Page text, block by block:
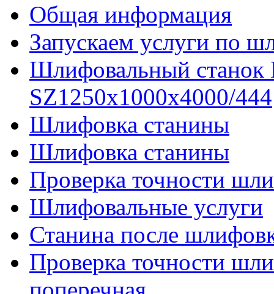
Общая информация
Запускаем услуги по
Шлифовальный
SZ1250x1000x4000/444
Шлифовка станины
Шлифовка станины
Проверка точности
Шлифовальные услуги
Станина после
Проверка точности